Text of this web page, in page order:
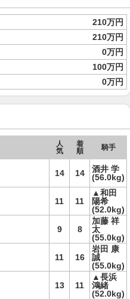
210万円
210万円
0万円
100万円
0万円
人
気
着
順
騎手
14 14
酒井 学
(56.0kg)
11 11
▲和田
陽希
(52.0kg)
9 8
加藤 祥
太
(55.0kg)
11 16
岩田 康
誠
(55.0kg)
13 11
▲長浜
鴻緒
(52.0kg)